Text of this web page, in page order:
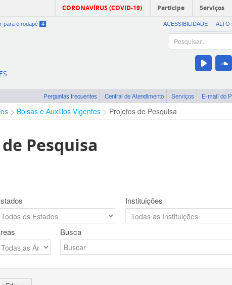
CORONAVÍRUS (COVID-19) Participe Serviços
para o rodapé 4 ACESSIBILIDADE ALTO
Perguntas frequentes Central de Atendimento Serviços E-mail do
Bolsas e Auxílios Vigentes Projetos de Pesquisa
Pesquisa
Instituições
Busca